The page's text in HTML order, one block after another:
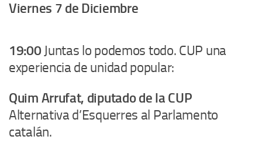
Viernes 7 de Diciembre
19:00 Juntas lo podemos todo. CUP una
experiencia de unidad popular:
Quim Arrufat, diputado de la CUP
Alternativa d’Esquerres al Parlamento
catalán.